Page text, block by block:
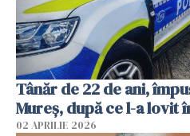
Tânăr de 22 de ani,
Mureș, după ce l-a lovit
02 APRILIE 2026